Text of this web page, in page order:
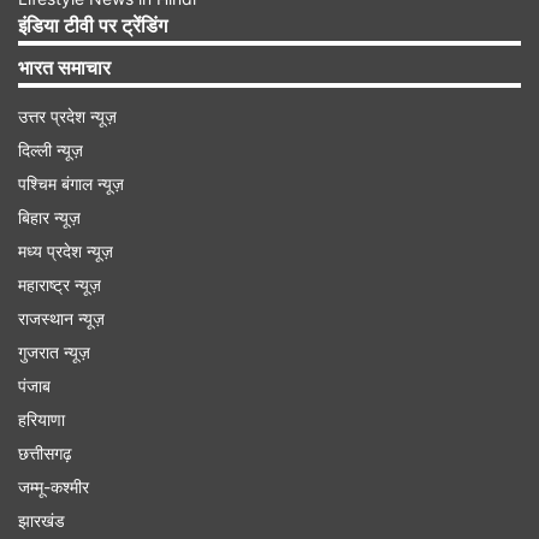
दौरान एक ताबूत में बंद रहने के दौरान केटी पर 'नस्मारानियन'
नाम के एक प्राचीन राक्षस का साया पड़ जाता है, जो बहुत
खतरनाक होता है।
इंडिया टीवी पर ट्रेंडिंग
भारत समाचार
उत्तर प्रदेश न्यूज़
दिल्ली न्यूज़
पश्चिम बंगाल न्यूज़
बिहार न्यूज़
मध्य प्रदेश न्यूज़
महाराष्ट्र न्यूज़
राजस्थान न्यूज़
गुजरात न्यूज़
पंजाब
हरियाणा
छत्तीसगढ़
जम्मू-कश्मीर
झारखंड